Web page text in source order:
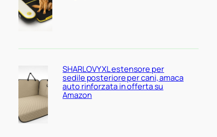
SHARLOVY XL estensore per
sedile posteriore per cani, amaca
auto rinforzata in offerta su
Amazon